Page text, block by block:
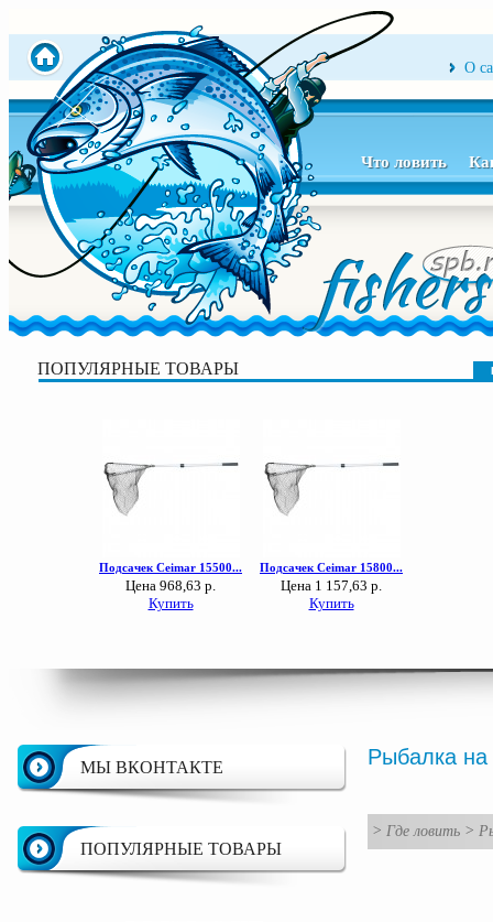
О
Что ловить
ПОПУЛЯРНЫЕ ТОВАРЫ
МЫ ВКОНТАКТЕ
ПОПУЛЯРНЫЕ ТОВАРЫ
Рыбалка на
> Где ловить >